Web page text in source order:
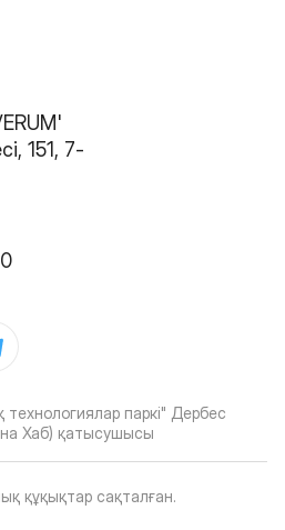
151, 7-
паркі" Дербес
Хаб) қатысушысы
құқықтар сақталған.